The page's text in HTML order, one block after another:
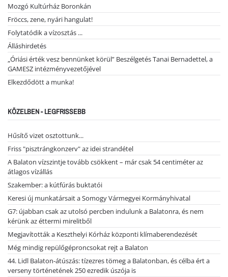
Mozgó Kultúrház Boronkán
Fröccs, zene, nyári hangulat!
Folytatódik a vízosztás ...
Álláshirdetés
„Óriási érték vesz bennünket körül” Beszélgetés Tanai Bernadettel, a
GAMESZ intézményvezetőjével
Elkezdődött a munka!
KÖZELBEN - LEGFRISSEBB
Hűsítő vizet osztottunk...
Friss "pisztrángkonzerv" az idei strandétel
A Balaton vízszintje tovább csökkent – már csak 54 centiméter az
átlagos vízállás
Szakember: a kútfúrás buktatói
Keresi új munkatársait a Somogy Vármegyei Kormányhivatal
G7: újabban csak az utolsó percben indulunk a Balatonra, és nem
kérünk az éttermi mirelitből
Megjavították a Keszthelyi Kórház központi klímaberendezését
Még mindig repülőgéproncsokat rejt a Balaton
44. Lidl Balaton-átúszás: tízezres tömeg a Balatonban, és célba ért a
verseny történetének 250 ezredik úszója is